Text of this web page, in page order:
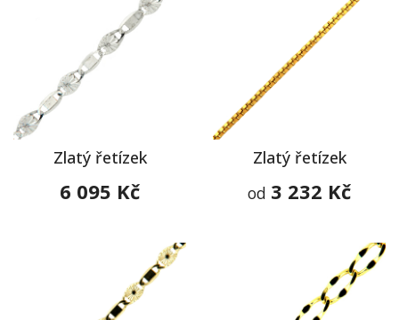
Zlatý řetízek
6 095 Kč
Zlatý řetízek
od 3 232 Kč